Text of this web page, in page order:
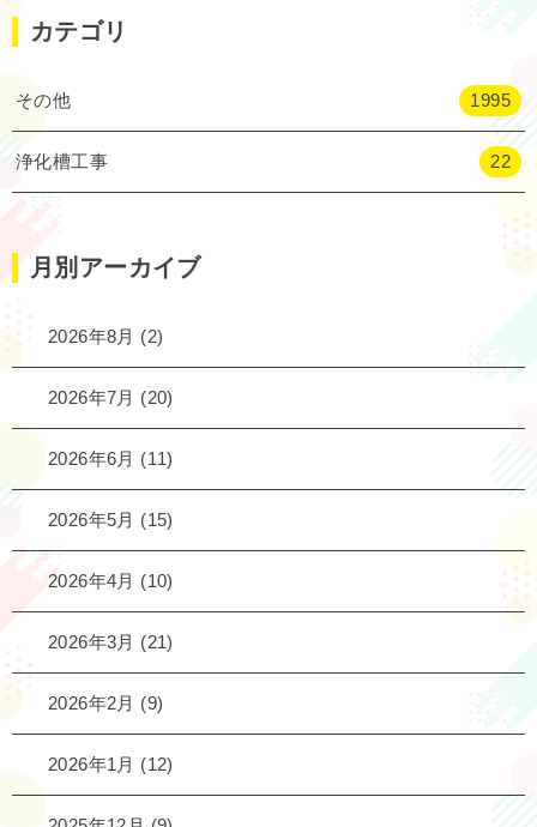
カテゴリ
その他 1995
浄化槽工事 22
月別アーカイブ
2026年8月 (2)
2026年7月 (20)
2026年6月 (11)
2026年5月 (15)
2026年4月 (10)
2026年3月 (21)
2026年2月 (9)
2026年1月 (12)